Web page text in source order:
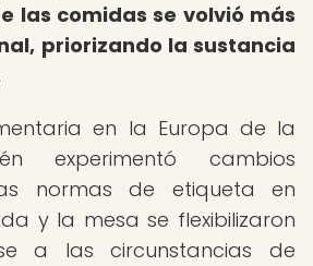
las comidas se volvió más
priorizando la sustancia
en la Europa de la
experimentó cambios
normas de etiqueta en
y la mesa se flexibilizaron
a las circunstancias de